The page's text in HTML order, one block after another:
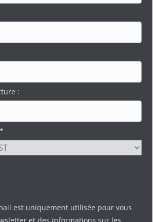
:
est uniquement utilisée pour vous